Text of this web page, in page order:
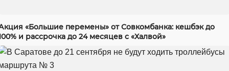
«Большие перемены» от Совкомбанка: кешбэк до
и рассрочка до 24 месяцев с «Халвой»